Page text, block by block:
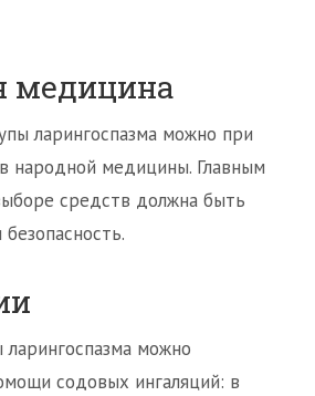
медицина
ларингоспазма можно при
народной медицины. Главным
средств должна быть
можно
содовых ингаляций: в